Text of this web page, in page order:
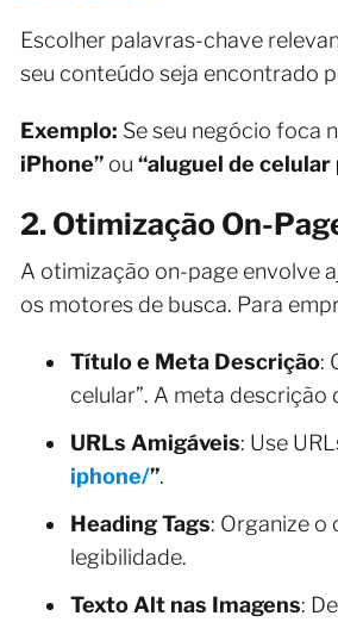
Escolher palavras-chave
seu conteúdo seja encontrado
Exemplo: Se seu negócio foca
iPhone” ou “aluguel de
2. Otimização On-
A otimização on-page envolve
os motores de busca. Para
Título e Meta Descrição:
celular”. A meta
URLs Amigáveis: Use
iphone/”.
Heading Tags: Organize o
legibilidade.
Texto Alt nas Imagens: